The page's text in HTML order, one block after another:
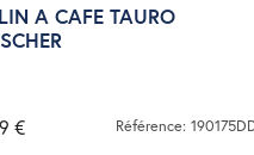
A CAFE TAURO
€ Référence: